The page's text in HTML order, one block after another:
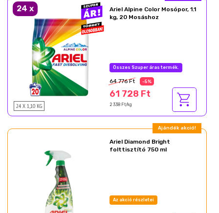
24 x
24 X 1,10 KG
Ariel Alpine Color Mosópor, 1.1
kg, 20 Mosáshoz
24 darabtól csak: 2 572 Ft/db!
64 776 Ft -5%
61 728 Ft
2 338 Ft/kg
Ajándék akció!
Ariel Diamond Bright
folttisztító 750 ml
Az akció részletei